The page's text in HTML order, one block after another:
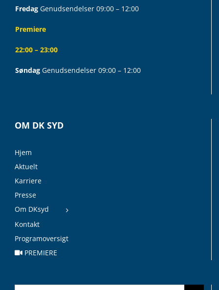
Fredag Genudsendelser 09:00 – 12:00
Premiere
22:00 – 23:00
Søndag Genudsendelser 09:00 – 12:00
OM DK SYD
Hjem
Aktuelt
Karriere
Presse
Om DKsyd
Kontakt
Programoversigt
PREMIERE